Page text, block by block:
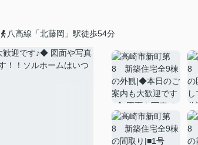
八高線「北藤岡」駅徒歩54分